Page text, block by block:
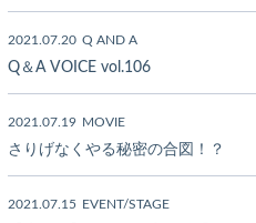
2021.07.20 Q AND A
Q＆A VOICE vol.106
2021.07.19 MOVIE
さりげなくやる秘密の合図！？
2021.07.15 EVENT/STAGE